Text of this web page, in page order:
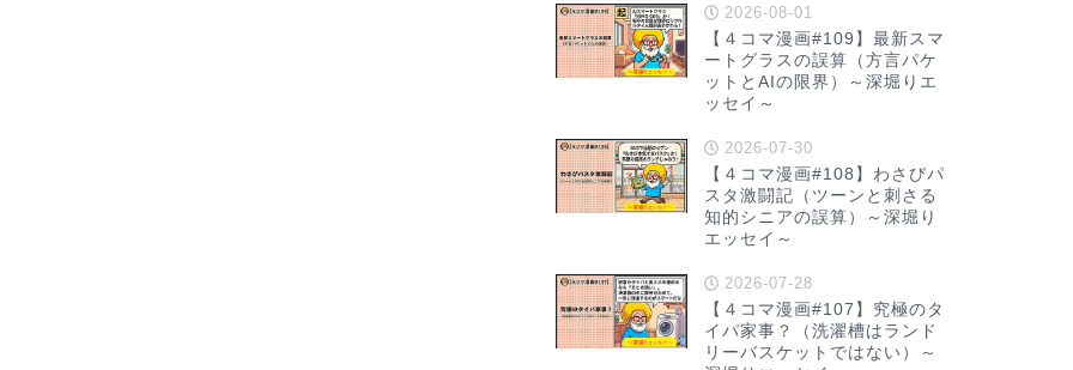
2026-08-01
【４コマ漫画#109】最新スマ
ートグラスの誤算（方言パケ
ットとAIの限界）～深堀りエ
ッセイ～
2026-07-30
【４コマ漫画#108】わさびパ
スタ激闘記（ツーンと刺さる
知的シニアの誤算）～深堀り
エッセイ～
2026-07-28
【４コマ漫画#107】究極のタ
イパ家事？（洗濯槽はランド
リーバスケットではない）～